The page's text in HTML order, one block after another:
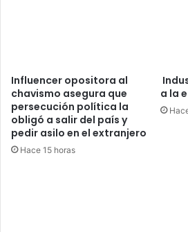
Influencer opositora al
chavismo asegura que
persecución política la
obligó a salir del país y
pedir asilo en el extranjero
Hace 15 horas
a la